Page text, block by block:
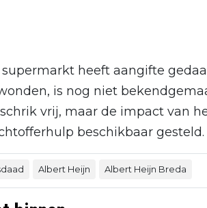
supermarkt heeft aangifte
is nog niet
vrij, maar de impact van
beschikbaar
Albert Heijn Albert Heijn Breda